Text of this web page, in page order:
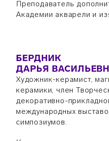
Преподаватель
Академии акварели и
БЕРДНИК
ДАРЬЯ
Художник-керамист,
керамики, член
декоративно-
международных
симпозиумов.